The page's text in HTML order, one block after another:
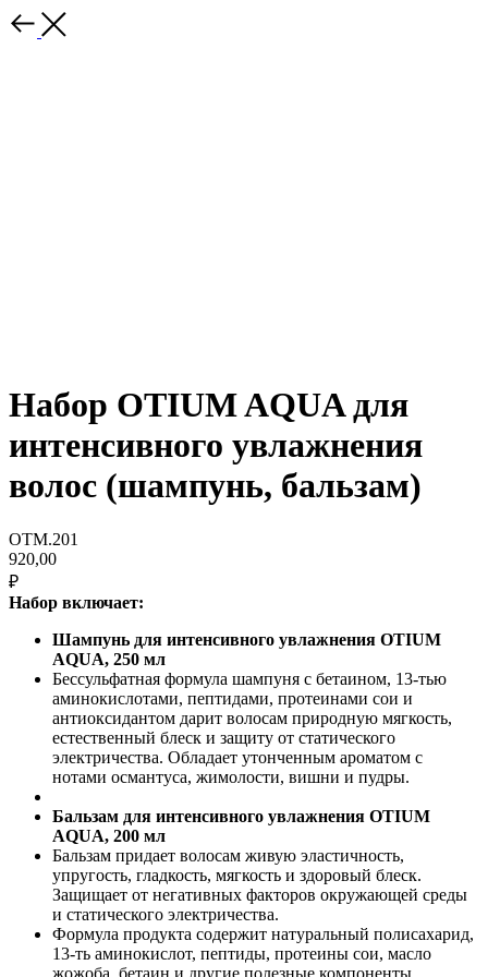
Набор OTIUM AQUA для
интенсивного увлажнения
волос (шампунь, бальзам)
OTM.201
920,00
₽
Набор включает:
Шампунь для интенсивного увлажнения OTIUM
AQUA, 250 мл
Бессульфатная формула шампуня с бетаином, 13-тью
аминокислотами, пептидами, протеинами сои и
антиоксидантом дарит волосам природную мягкость,
естественный блеск и защиту от статического
электричества. Обладает утонченным ароматом с
нотами османтуса, жимолости, вишни и пудры.
Бальзам для интенсивного увлажнения OTIUM
AQUA, 200 мл
Бальзам придает волосам живую эластичность,
упругость, гладкость, мягкость и здоровый блеск.
Защищает от негативных факторов окружающей среды
и статического электричества.
Формула продукта содержит натуральный полисахарид,
13-ть аминокислот, пептиды, протеины сои, масло
жожоба, бетаин и другие полезные компоненты.